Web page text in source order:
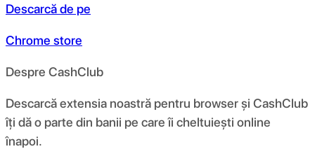
Descarcă de pe
Chrome store
Despre CashClub
Descarcă extensia noastră pentru browser și CashClub
îți dă o parte din banii pe care îi cheltuiești online
înapoi.